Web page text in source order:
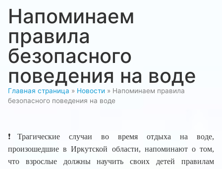
Напоминаем
правила
безопасного
поведения на воде
Главная страница » Новости » Напоминаем правила
безопасного поведения на воде
❗️Трагические случаи во время отдыха на воде,
произошедшие в Иркутской области, напоминают о том,
что взрослые должны научить своих детей правилам